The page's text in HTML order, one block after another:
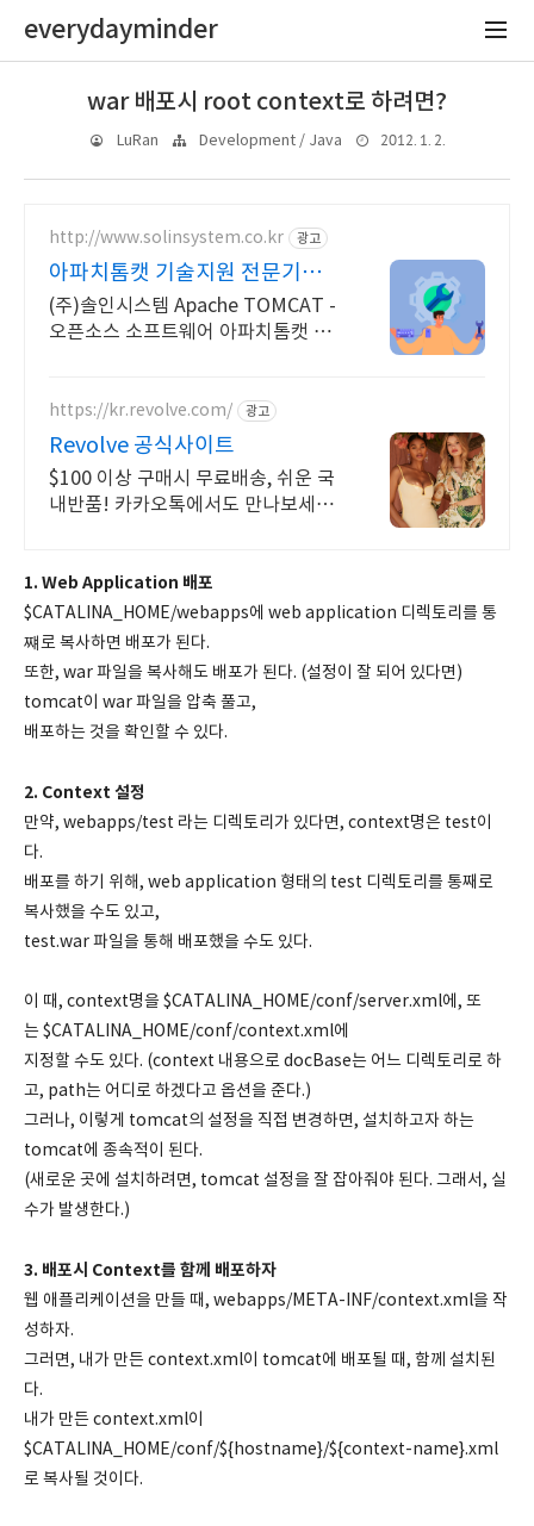
everydayminder
war 배포시 root context로 하려면?
LuRan Development / Java 2012. 1. 2.
http://www.solinsystem.co.kr 광고
아파치톰캣 기술지원 전문기업 2
0년이상 기술지원 노하우
(주)솔인시스템 Apache TOMCAT -
오픈소스 소프트웨어 아파치톰캣 기
https://kr.revolve.com/ 광고
Revolve 공식사이트
$100 이상 구매시 무료배송, 쉬운 국
내반품! 카카오톡에서도 만나보세요!
1. Web Application 배포
$CATALINA_HOME/webapps에 web application 디렉토리를 통
쨰로 복사하면 배포가 된다.
또한, war 파일을 복사해도 배포가 된다. (설정이 잘 되어 있다면)
tomcat이 war 파일을 압축 풀고,
배포하는 것을 확인할 수 있다.
2. Context 설정
만약, webapps/test 라는 디렉토리가 있다면, context명은 test이
다.
배포를 하기 위해, web application 형태의 test 디렉토리를 통째로
복사했을 수도 있고,
test.war 파일을 통해 배포했을 수도 있다.
이 때, context명을 $CATALINA_HOME/conf/server.xml에, 또
는 $CATALINA_HOME/conf/context.xml에
지정할 수도 있다. (context 내용으로 docBase는 어느 디렉토리로 하
고, path는 어디로 하겠다고 옵션을 준다.)
그러나, 이렇게 tomcat의 설정을 직접 변경하면, 설치하고자 하는
tomcat에 종속적이 된다.
(새로운 곳에 설치하려면, tomcat 설정을 잘 잡아줘야 된다. 그래서, 실
수가 발생한다.)
3. 배포시 Context를 함께 배포하자
웹 애플리케이션을 만들 때, webapps/META-INF/context.xml을 작
성하자.
그러면, 내가 만든 context.xml이 tomcat에 배포될 때, 함께 설치된
다.
내가 만든 context.xml이
$CATALINA_HOME/conf/${hostname}/${context-name}.xml
로 복사될 것이다.